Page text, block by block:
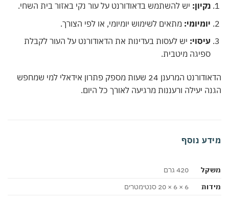
נקיון:יש להשתמש בדאודורנט על עור נקי באזור בית השחי.
יומיומי:מתאים לשימוש יומיומי, או לפי הצורך.
עיסוי:יש לעסות בעדינות את הדאודורנט על העור לקבלת
ספיגה מיטבית.
הדאודורנט המרענן 24 שעות מספק פתרון אידאלי למי שמחפש
יעילה ורעננות מרגיעה לאורך כל היום.
נוסף
420 גרם
6 × 6 × 20 סנטימטרים